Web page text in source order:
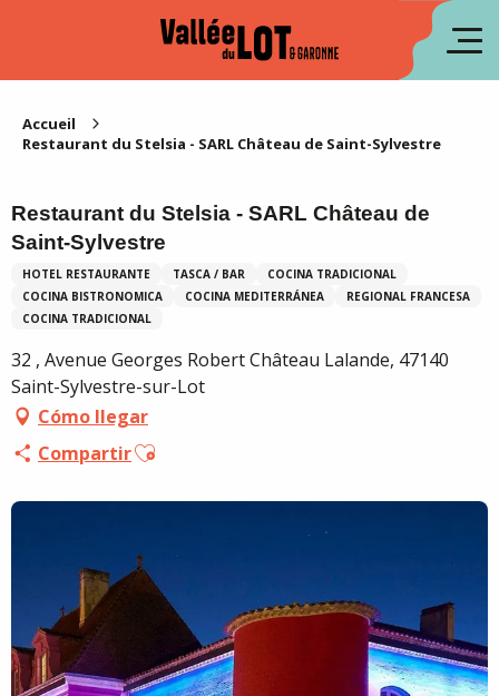
Accueil
Restaurant du Stelsia - SARL Château de Saint-Sylvestre
Restaurant du Stelsia - SARL Château de
Saint-Sylvestre
HOTEL RESTAURANTE TASCA / BAR
COCINA TRADICIONAL
COCINA BISTRONOMICA
COCINA MEDITERRÁNEA
REGIONAL FRANCESA
COCINA TRADICIONAL
32 , Avenue Georges Robert Château Lalande, 47140
Saint-Sylvestre-sur-Lot
Cómo llegar
CompartirAjouter aux favoris